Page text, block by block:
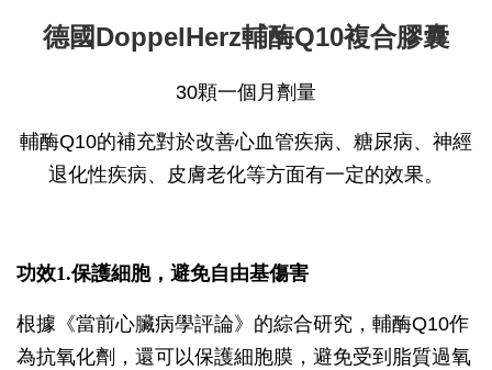
德國DoppelHerz輔酶Q10複合膠囊
30顆一個月劑量
輔酶Q10的補充對於改善心血管疾病、糖尿病、神經
退化性疾病、皮膚老化等方面有一定的效果。
功效1.保護細胞，避免自由基傷害
根據《當前心臟病學評論》的綜合研究，輔酶Q10作
為抗氧化劑，還可以保護細胞膜，避免受到脂質過氧